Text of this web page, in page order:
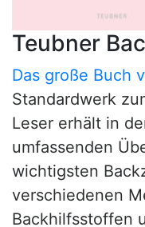
Teubner
Das große Buch
Standardwerk
Leser erhält in
umfassenden
wichtigsten
verschiedenen
Backhilfsstoffen